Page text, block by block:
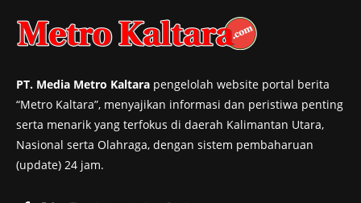
PT. Media Metro Kaltara pengelolah website portal berita
“Metro Kaltara”, menyajikan informasi dan peristiwa penting
serta menarik yang terfokus di daerah Kalimantan Utara,
Nasional serta Olahraga, dengan sistem pembaharuan
(update) 24 jam.